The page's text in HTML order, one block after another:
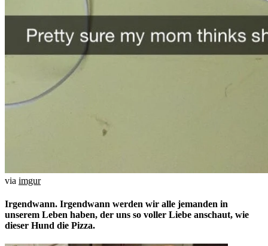
via imgur
Irgendwann. Irgendwann werden wir alle jemanden in
unserem Leben haben, der uns so voller Liebe anschaut, wie
dieser Hund die Pizza.